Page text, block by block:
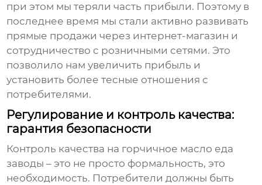
при этом мы теряли часть прибыли. Поэтому в
последнее время мы стали активно развивать
прямые продажи через интернет-магазин и
сотрудничество с розничными сетями. Это
позволило нам увеличить прибыль и
установить более тесные отношения с
потребителями.
Регулирование и контроль качества:
гарантия безопасности
Контроль качества на горчичное масло еда
заводы – это не просто формальность, это
необходимость. Потребители должны быть